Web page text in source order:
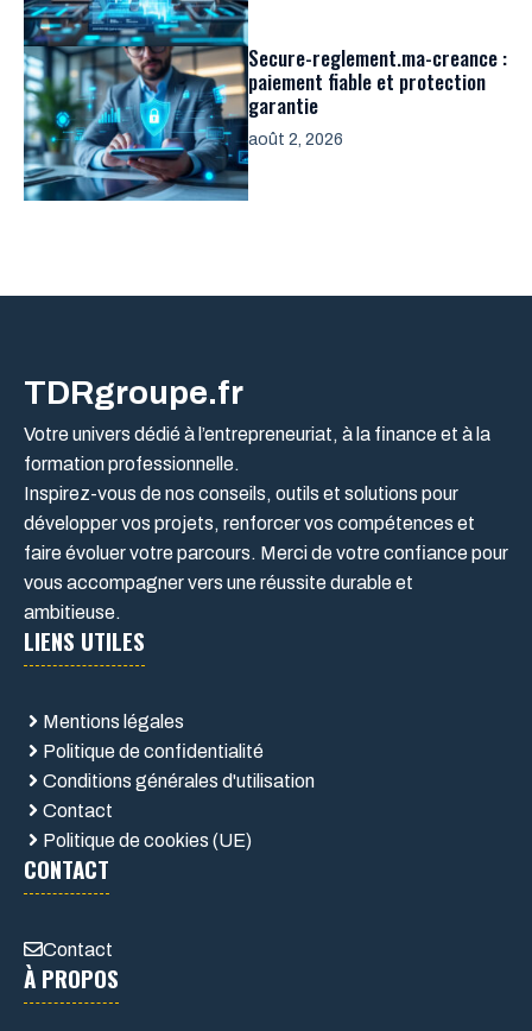
Secure-reglement.ma-creance :
paiement fiable et protection
garantie
août 2, 2026
TDRgroupe.fr
Votre univers dédié à l’entrepreneuriat, à la finance et à la
formation professionnelle.
Inspirez-vous de nos conseils, outils et solutions pour
développer vos projets, renforcer vos compétences et
faire évoluer votre parcours. Merci de votre confiance pour
vous accompagner vers une réussite durable et
ambitieuse.
LIENS UTILES
Mentions légales
Politique de confidentialité
Conditions générales d'utilisation
Contact
Politique de cookies (UE)
CONTACT
Contact
À PROPOS